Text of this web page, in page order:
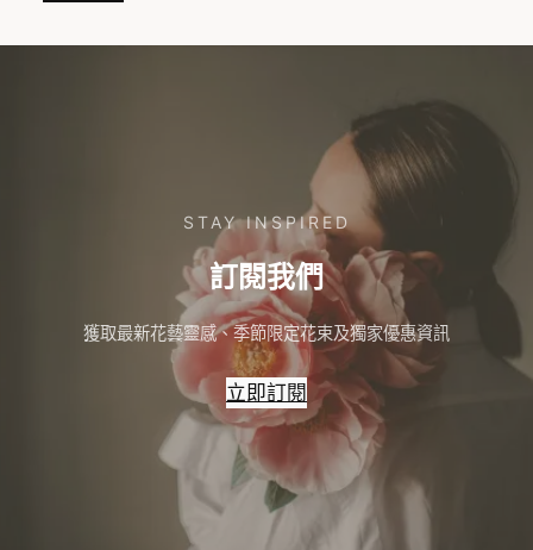
STAY INSPIRED
訂閱我們
獲取最新花藝靈感、季節限定花束及獨家優惠資訊
立即訂閱